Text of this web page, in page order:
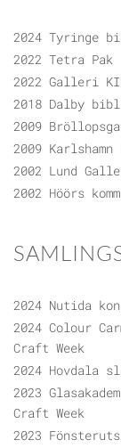
2024 Tyringe
2022 Tetra Pak
2022 Galleri
2018 Dalby
2009
2009
2002 Lund
2002 Höörs
2024 Nutida
2024 Colour
Craft Week
2024 Hovdala
2023
Craft Week
2023